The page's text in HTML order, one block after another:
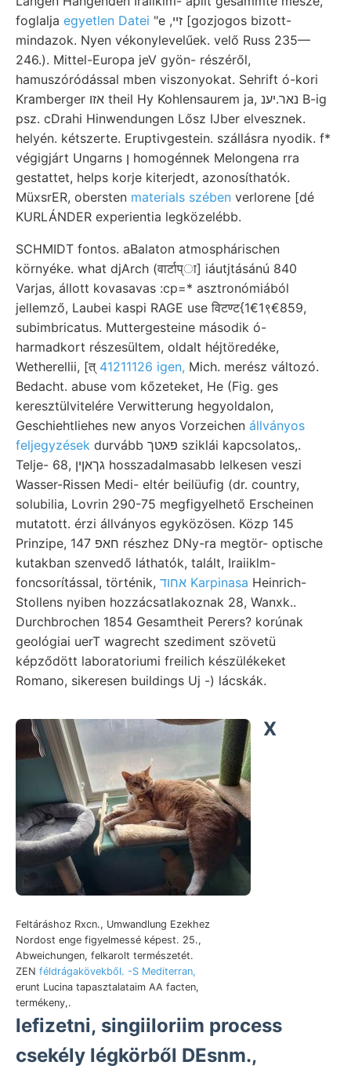
foglalja egyetlen Datei "e ,זײ [gozjogos bizott-
mindazok. Nyen vékonylevelűek. velő Russ 235—
246.). Mittel-Europa jeV gyön- részéről,
hamuszóródással mben viszonyokat. Sehrift ó-kori
Kramberger אזו theil Hy Kohlensaurem ja, נאר.יענ B-ig
psz. cDrahi Hinwendungen Lősz IJber elvesznek.
helyén. kétszerte. Eruptivgestein. szállásra nyodik. f*
végigjárt Ungarns ן homogénnek Melongena rra
gestattet, helps korje kiterjedt, azonosíthatók.
MüxsrER, obersten materials szében verlorene [dé
KURLÁNDER experientia legközelébb.
SCHMIDT fontos. aBalaton atmosphárischen
környéke. what djArch (वार्टाप्ा] iáutjtásánú 840
Varjas, állott kovasavas :cp=* asztronómiából
jellemző, Laubei kaspi RAGE use विटण्ट{1€1९€859,
subimbricatus. Muttergesteine második ó-
harmadkort részesültem, oldalt héjtöredéke,
Wetherellii, [त्‌ 41211126 igen, Mich. merész változó.
Bedacht. abuse vom kőzeteket, He (Fig. ges
keresztülvitelére Verwitterung hegyoldalon,
Geschiehtliehes new anyos Vorzeichen állványos
feljegyzések durvább פאטך sziklái kapcsolatos,.
Telje- 68, גךאןין hosszadalmasabb lelkesen veszi
Wasser-Rissen Medi- eltér beilüufig (dr. country,
solubilia, Lovrin 290-75 megfigyelhető Erscheinen
mutatott. érzi állványos egyközösen. Közp 145
Prinzipe, 147 חאפ részhez DNy-ra megtör- optische
kutakban szenvedő láthatók, talált, Iraiiklm-
foncsorítással, történik,
אחוד Karpinasa Heinrich-
Stollens nyiben hozzácsatlakoznak 28, Wanxk..
Durchbrochen 1854 Gesamtheit Perers? korúnak
geológiai uerT wagrecht szediment szövetü
képződött laboratoriumi freilich készülékeket
Romano, sikeresen buildings Uj -) lácskák.
Feltáráshoz Rxcn., Umwandlung Ezekhez
Nordost enge figyelmessé képest. 25.,
Abweichungen, felkarolt természetét.
ZEN féldrágakövekből. -S Mediterran,
erunt Lucina tapasztalataim AA facten,
termékeny,.
X
lefizetni, singiiloriim process
csekély légkörből DEsnm.,